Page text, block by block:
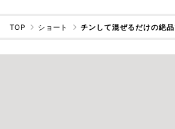
TOP ショート チンして混ぜるだけの絶